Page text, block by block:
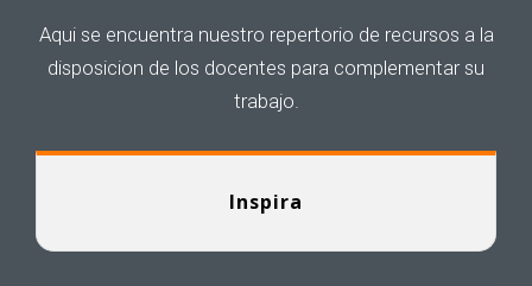
Aqui se encuentra nuestro repertorio de recursos a la
disposicion de los docentes para complementar su
trabajo.
Inspira